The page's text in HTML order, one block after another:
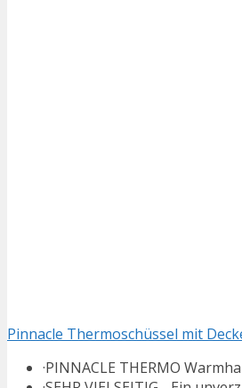
Pinnacle Thermoschüssel mit
·PINNACLE THERMO